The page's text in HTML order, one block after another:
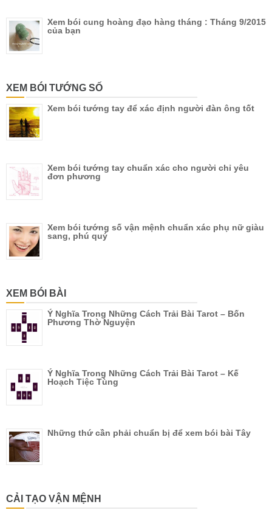
Xem bói cung hoàng đạo hàng tháng : Tháng 9/2015
của bạn
XEM BÓI TƯỚNG SỐ
Xem bói tướng tay để xác định người đàn ông tốt
Xem bói tướng tay chuẩn xác cho người chỉ yêu
đơn phương
Xem bói tướng số vận mệnh chuẩn xác phụ nữ giàu
sang, phú quý
XEM BÓI BÀI
Ý Nghĩa Trong Những Cách Trải Bài Tarot – Bốn
Phương Thờ Nguyện
Ý Nghĩa Trong Những Cách Trải Bài Tarot – Kế
Hoạch Tiệc Tùng
Những thứ cần phải chuẩn bị để xem bói bài Tây
CẢI TẠO VẬN MỆNH